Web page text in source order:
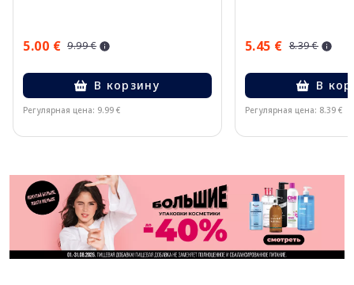
5.00 € 9.99 €
В корзину
Регулярная цена: 9.99 €
5.45 € 8.39 €
В
Регулярная цена: 8.39 €